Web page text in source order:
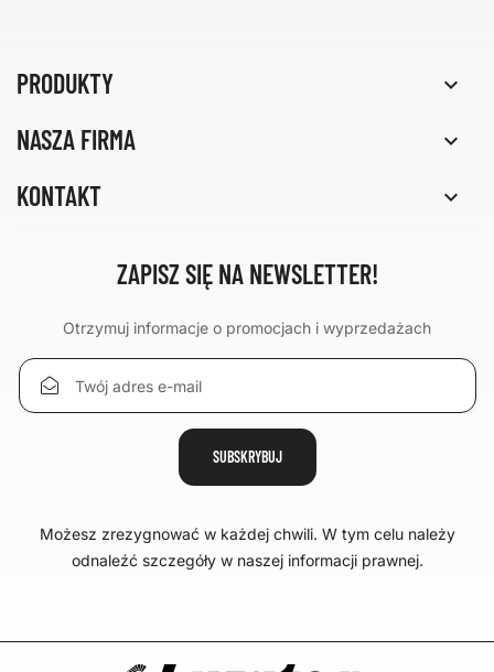
PRODUKTY 
NASZA FIRMA 
KONTAKT 
ZAPISZ SIĘ NA NEWSLETTER!
Otrzymuj informacje o promocjach i wyprzedażach
Możesz zrezygnować w każdej chwili. W tym celu należy
odnaleźć szczegóły w naszej informacji prawnej.